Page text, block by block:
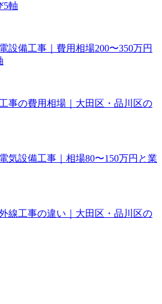
5軸
設備工事｜費用相場200〜350万円
事の費用相場｜大田区・品川区の
気設備工事｜相場80〜150万円と業
線工事の違い｜大田区・品川区の